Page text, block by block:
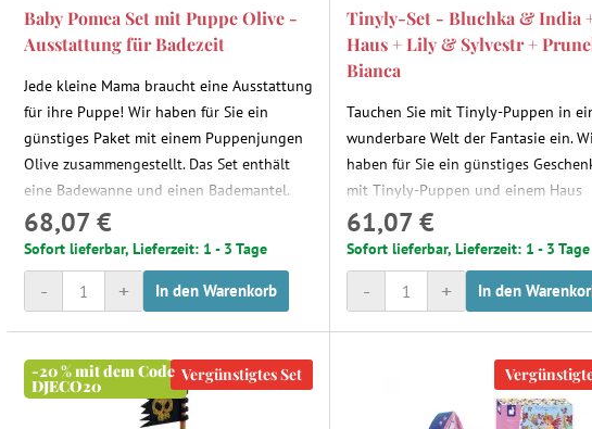
Baby Pomea Set mit Puppe Olive -
Ausstattung für Badezeit
Jede kleine Mama braucht eine Ausstattung
für ihre Puppe! Wir haben für Sie ein
günstiges Paket mit einem Puppenjungen
Olive zusammengestellt. Das Set enthält
eine Badewanne und einen Bademantel.
Genau die passende Ausstattung, um die
Lieblingspuppe am Abend zu baden. Die
Kinder werden begeistert sein und die
Puppe wird das Baden immer wieder
68,07 €
Sofort lieferbar, Lieferzeit: 1 - 3 Tage
+
- In den Warenkorb
Tinyly-Set - Bluchka & India
Haus + Lily & Sylvestr +
Bianca
Tauchen Sie mit Tinyly-Puppen in
wunderbare Welt der Fantasie ein.
haben für Sie ein günstiges
mit Tinyly-Puppen und einem Haus
zusammengestellt. Diese fabelhaften
Sammelfiguren aus der Tinyly-Linie
der poetischen und märchenhaften
Fantasie der Illustratorin Virginia
61,07 €
Sofort lieferbar, Lieferzeit: 1 - 3 Tage
+
- In den
-20 % mit dem Code
DJECO20
Vergünstigtes Set